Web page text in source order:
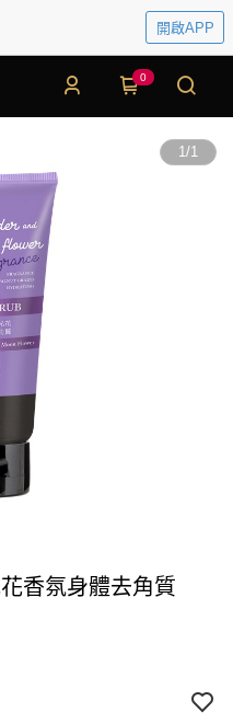
開啟APP
0
1/1
香氛身體去角質